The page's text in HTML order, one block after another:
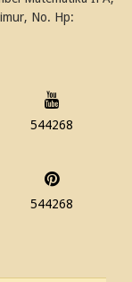
No. Hp:
544268
544268